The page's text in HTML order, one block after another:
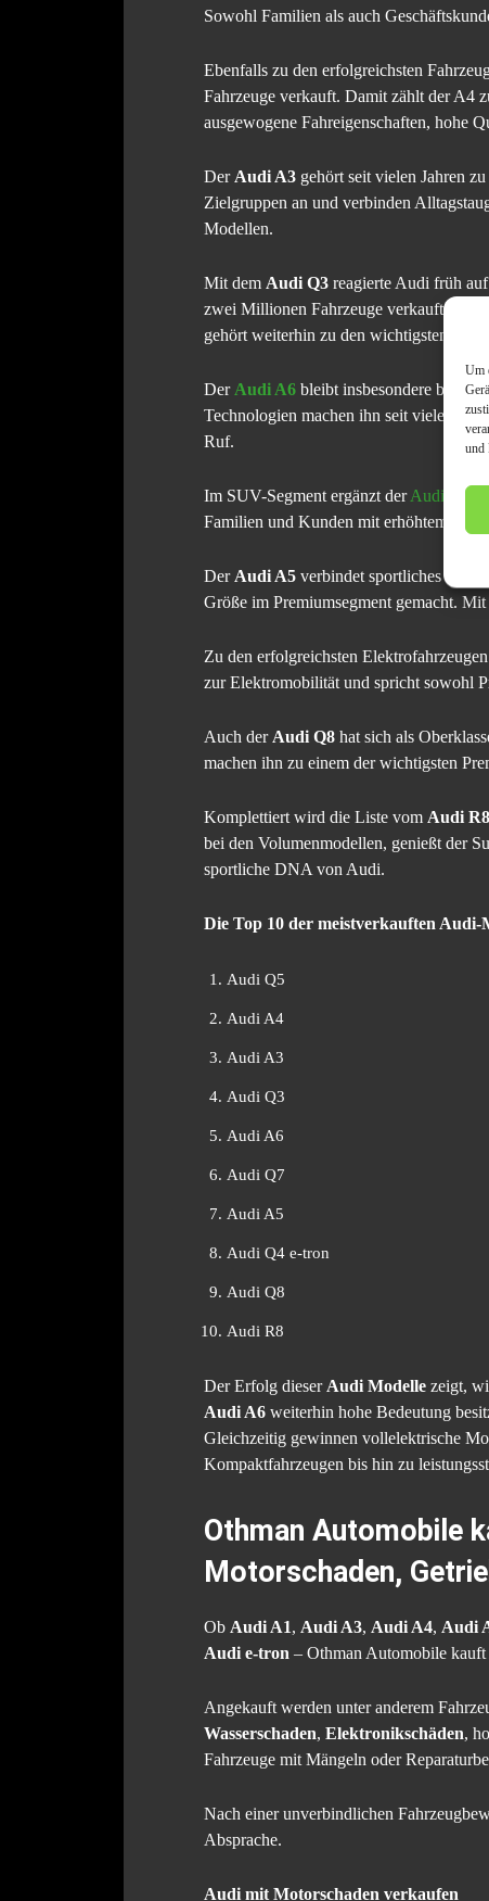
Um
und
Sowohl Familien als auch
Ebenfalls zu den erfolgreichsten
Fahrzeuge verkauft. Damit zählt der A4
ausgewogene Fahreigenschaften, hohe
Der Audi A3 gehört seit vielen Jahren
Zielgruppen an und verbinden
Modellen.
Mit dem Audi Q3 reagierte Audi früh
zwei Millionen Fahrzeuge verkauft. Die
gehört weiterhin zu den wichtigsten
Der Audi A6 bleibt insbesondere bei
Technologien machen ihn seit vielen
Ruf.
Im SUV-Segment ergänzt derAudi Q7
Familien und Kunden mit erhöhtem
Der Audi A5 verbindet sportliches
Größe im Premiumsegment gemacht.
Zu den erfolgreichsten
zur Elektromobilität und spricht sowohl
Auch der Audi Q8 hat sich als
machen ihn zu einem der wichtigsten
Komplettiert wird die Liste vom Audi R8
bei den Volumenmodellen, genießt der
sportliche DNA von Audi.
Die Top 10 der meistverkauften
Audi Q5
Audi A4
Audi A3
Audi Q3
Audi A6
Audi Q7
Audi A5
Audi Q4 e-tron
Audi Q8
Audi R8
Der Erfolg dieser Audi Modelle zeigt,
Audi A6 weiterhin hohe Bedeutung
Gleichzeitig gewinnen vollelektrische
Kompaktfahrzeugen bis hin zu
Othman Automobile
Motorschaden,
Ob Audi A1, Audi A3, Audi A4, Audi
Audi e-tron – Othman Automobile
Angekauft werden unter anderem
Wasserschaden, Elektronikschäden,
Fahrzeuge mit Mängeln oder
Nach einer unverbindlichen
Absprache.
Audi mit Motorschaden verkaufen